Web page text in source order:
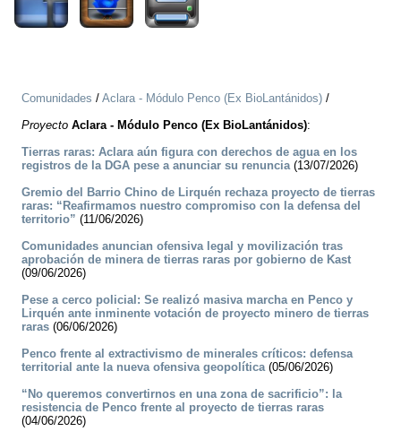
Comunidades / Aclara - Módulo Penco (Ex BioLantánidos) /
Proyecto Aclara - Módulo Penco (Ex BioLantánidos):
Tierras raras: Aclara aún figura con derechos de agua en los
registros de la DGA pese a anunciar su renuncia(13/07/2026)
Gremio del Barrio Chino de Lirquén rechaza proyecto de tierras
raras: “Reafirmamos nuestro compromiso con la defensa del
territorio” (11/06/2026)
Comunidades anuncian ofensiva legal y movilización tras
aprobación de minera de tierras raras por gobierno de Kast
(09/06/2026)
Pese a cerco policial: Se realizó masiva marcha en Penco y
Lirquén ante inminente votación de proyecto minero de tierras
raras (06/06/2026)
Penco frente al extractivismo de minerales críticos: defensa
territorial ante la nueva ofensiva geopolítica(05/06/2026)
“No queremos convertirnos en una zona de sacrificio”: la
resistencia de Penco frente al proyecto de tierras raras
(04/06/2026)